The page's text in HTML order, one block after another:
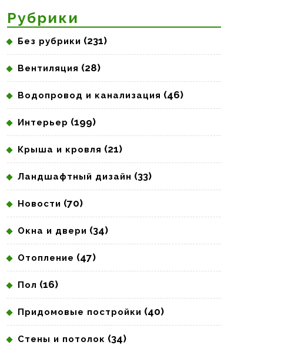
Рубрики
Без рубрики (231)
Вентиляция (28)
Водопровод и канализация (46)
Интерьер (199)
Крыша и кровля (21)
Ландшафтный дизайн (33)
Новости (70)
Окна и двери (34)
Отопление (47)
Пол (16)
Придомовые постройки (40)
Стены и потолок (34)